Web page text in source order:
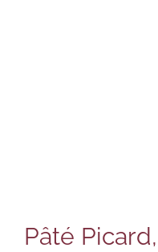
Pâté